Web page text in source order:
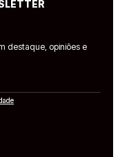
destaque, opiniões e